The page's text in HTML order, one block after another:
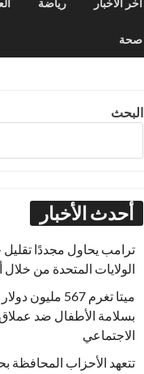
آخر الأخبار رياضة
صحة
البحث
أحدث الأخبار
ترامب يحاول مجددًا تقليل
الولايات المتحدة من خلال
ميتا تغرم 567
بسلامة الأطفال ضد
الاجتماعي
تتعهد الأحزاب المحافظة